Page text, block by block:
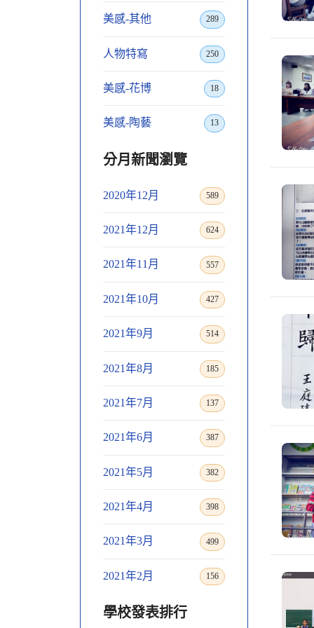
美感-其他 289
人物特寫 250
美感-花博 18
美感-陶藝 13
分月新聞瀏覽
2020年12月 589
2021年12月 624
2021年11月 557
2021年10月 427
2021年9月 514
2021年8月 185
2021年7月 137
2021年6月 387
2021年5月 382
2021年4月 398
2021年3月 499
2021年2月 156
學校發表排行